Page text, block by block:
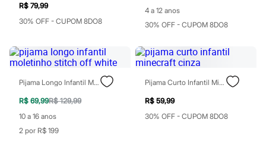
Cuidados com o rosto
Esfoliante
Tônicos
Maquiagens
Batom
Blush
Corretivo
Gloss
Pó facial
Sombras
R$ 79,99
30% OFF - CUPOM 8DO8
4 a 12 anos
30% OFF - CUPOM 8DO8
Pijama Longo Infantil Moletinho Stitch Off White
R$ 69,99R$ 129,99
10 a 16 anos
2 por R$ 199
Pijama Curto Infantil Minecraft Cinza
R$ 59,99
30% OFF - CUPOM 8DO8